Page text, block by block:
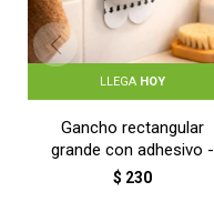
LLEGA HOY
Gancho rectangular
grande con adhesivo -
BLANCO
$ 230